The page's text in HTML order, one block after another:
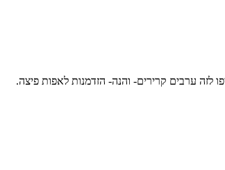
לזה ערבים קרירים- והנה- הזדמנות לאפות פיצה.